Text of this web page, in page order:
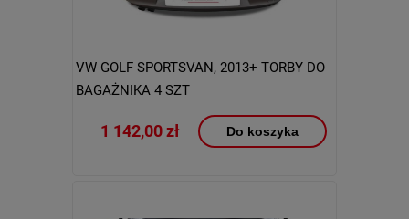
VW GOLF SPORTSVAN, 2013+ TORBY DO
BAGAŻNIKA 4 SZT
1 142,00 zł Do koszyka